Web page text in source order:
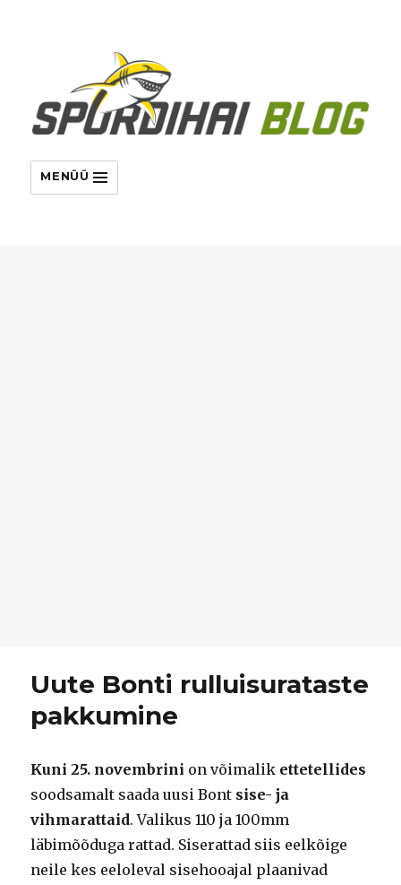
MENÜÜ
Uute Bonti rulluisurataste
pakkumine
Kuni 25. novembrini on võimalik ettetellides
soodsamalt saada uusi Bont sise- ja
vihmarattaid. Valikus 110 ja 100mm
läbimõõduga rattad. Siserattad siis eelkõige
neile kes eeloleval sisehooajal plaanivad